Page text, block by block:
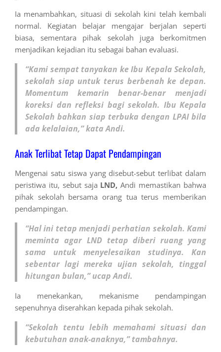
Ia menambahkan, situasi di sekolah kini telah kembali
normal. Kegiatan belajar mengajar berjalan seperti
biasa, sementara pihak sekolah juga berkomitmen
menjadikan kejadian itu sebagai bahan evaluasi.
“Kami sempat tanyakan ke Ibu Kepala Sekolah,
sekolah siap untuk terus berbenah ke depan.
Momentum kemarin benar-benar menjadi
koreksi dan refleksi bagi sekolah. Ibu Kepala
Sekolah bahkan siap terbuka dengan LPAI bila
ada kelalaian,” kata Andi.
Anak Terlibat Tetap Dapat Pendampingan
Mengenai satu siswa yang disebut-sebut terlibat dalam
peristiwa itu, sebut saja LND, Andi memastikan bahwa
pihak sekolah bersama orang tua terus memberikan
pendampingan.
“Hal ini tetap menjadi perhatian sekolah. Kami
meminta agar LND tetap diberi ruang yang
sama untuk menyelesaikan studinya. Kan
sebentar lagi mereka ujian sekolah, tinggal
hitungan bulan,” ucap Andi.
Ia menekankan, mekanisme pendampingan
sepenuhnya diserahkan kepada pihak sekolah.
“Sekolah tentu lebih memahami situasi dan
kebutuhan anak-anaknya,” tambahnya.